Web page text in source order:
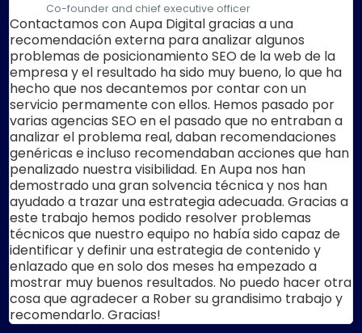
Co-founder and chief executive officer
Contactamos con Aupa Digital gracias a una
recomendación externa para analizar algunos
problemas de posicionamiento SEO de la web de la
empresa y el resultado ha sido muy bueno, lo que ha
hecho que nos decantemos por contar con un
servicio permamente con ellos. Hemos pasado por
varias agencias SEO en el pasado que no entraban a
analizar el problema real, daban recomendaciones
genéricas e incluso recomendaban acciones que han
penalizado nuestra visibilidad. En Aupa nos han
demostrado una gran solvencia técnica y nos han
ayudado a trazar una estrategia adecuada. Gracias a
este trabajo hemos podido resolver problemas
técnicos que nuestro equipo no había sido capaz de
identificar y definir una estrategia de contenido y
enlazado que en solo dos meses ha empezado a
mostrar muy buenos resultados. No puedo hacer otra
cosa que agradecer a Rober su grandisimo trabajo y
recomendarlo. Gracias!